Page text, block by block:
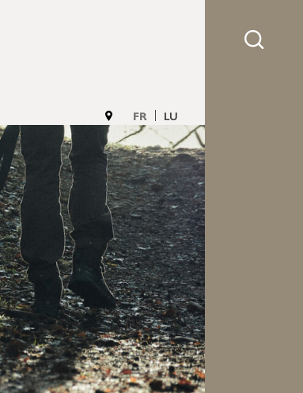
FR LU